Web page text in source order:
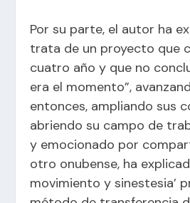
Por su parte, el autor ha
trata de un proyecto que
cuatro año y que no
era el momento”,
entonces, ampliando sus
abriendo su campo de
y emocionado por
otro onubense, ha
movimiento y sinestesia’